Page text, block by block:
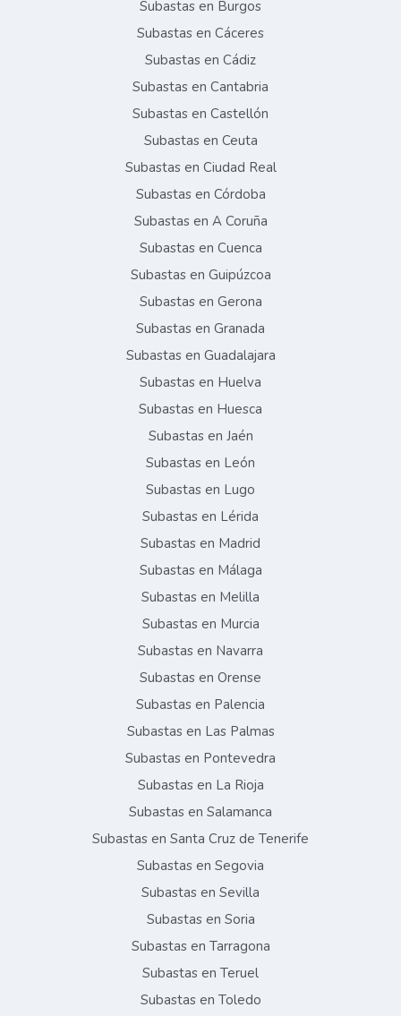
Subastas en Burgos
Subastas en Cáceres
Subastas en Cádiz
Subastas en Cantabria
Subastas en Castellón
Subastas en Ceuta
Subastas en Ciudad Real
Subastas en Córdoba
Subastas en A Coruña
Subastas en Cuenca
Subastas en Guipúzcoa
Subastas en Gerona
Subastas en Granada
Subastas en Guadalajara
Subastas en Huelva
Subastas en Huesca
Subastas en Jaén
Subastas en León
Subastas en Lugo
Subastas en Lérida
Subastas en Madrid
Subastas en Málaga
Subastas en Melilla
Subastas en Murcia
Subastas en Navarra
Subastas en Orense
Subastas en Palencia
Subastas en Las Palmas
Subastas en Pontevedra
Subastas en La Rioja
Subastas en Salamanca
Subastas en Santa Cruz de Tenerife
Subastas en Segovia
Subastas en Sevilla
Subastas en Soria
Subastas en Tarragona
Subastas en Teruel
Subastas en Toledo